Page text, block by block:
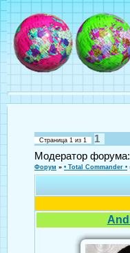
Страница 1 из 1
1
Модератор форума:
Форум » • Total Commander •